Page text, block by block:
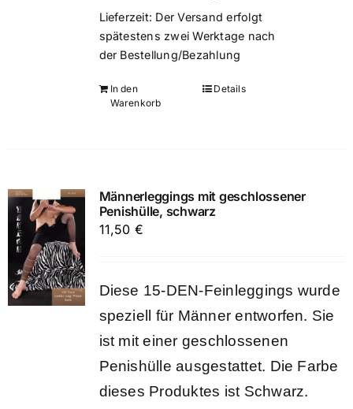
Lieferzeit: Der Versand erfolgt
spätestens zwei Werktage nach
der Bestellung/Bezahlung
In den
Warenkorb
Details
Männerleggings mit geschlossener
Penishülle, schwarz
11,50 €
Diese 15-DEN-Feinleggings wurde
speziell für Männer entworfen. Sie
ist mit einer geschlossenen
Penishülle ausgestattet. Die Farbe
dieses Produktes ist Schwarz.